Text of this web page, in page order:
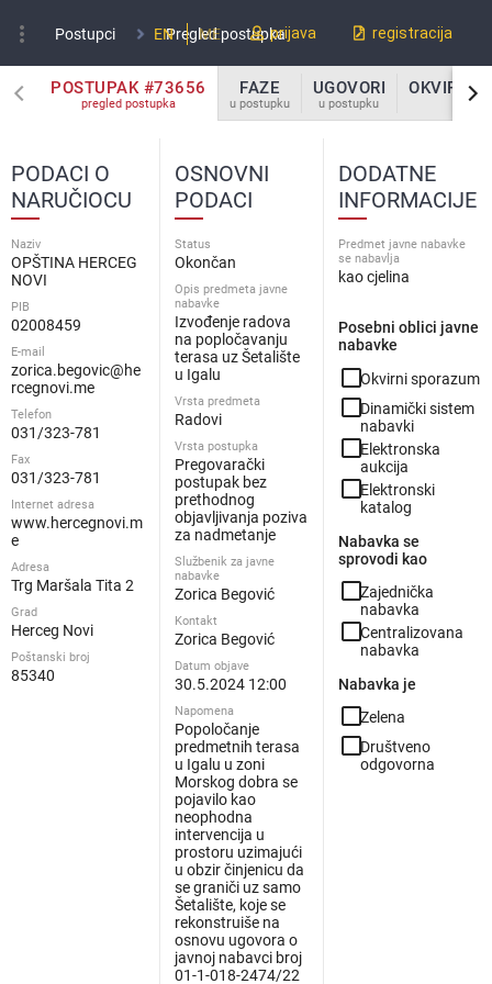
more_vert Postupci Pregled postupka
EN ME prijava registracija
POSTUPAK #73656
pregled postupka
FAZE
u postupku
UGOVORI
u postupku
OKVIRNI
u
OSNOVNI
PODACI
Status
Okončan
Opis predmeta javne
nabavke
Izvođenje radova
na popločavanju
terasa uz Šetalište
u Igalu
Vrsta predmeta
Radovi
Vrsta postupka
Pregovarački
postupak bez
prethodnog
objavljivanja poziva
za nadmetanje
Službenik za javne
nabavke
Zorica Begović
Kontakt
Zorica Begović
Datum objave
30.5.2024 12:00
Napomena
Popoločanje
predmetnih terasa
u Igalu u zoni
Morskog dobra se
pojavilo kao
neophodna
intervencija u
prostoru uzimajući
u obzir činjenicu da
se graniči uz samo
Šetalište, koje se
rekonstruiše na
osnovu ugovora o
javnoj nabavci broj
01-1-018-2474/22
DODATNE
INFORMACIJE
Predmet javne nabavke
se nabavlja
kao cjelina
Posebni oblici javne
nabavke
check_box_outline_blankOkvirni sporazum
check_box_outline_blankDinamički sistem
nabavki
check_box_outline_blankElektronska
aukcija
check_box_outline_blankElektronski
katalog
Nabavka se
sprovodi kao
check_box_outline_blankZajednička
nabavka
check_box_outline_blankCentralizovana
nabavka
Nabavka je
check_box_outline_blankZelena
check_box_outline_blankDruštveno
odgovorna
PODACI O
NARUČIOCU
Naziv
OPŠTINA HERCEG
NOVI
PIB
02008459
E-mail
zorica.begovic@he
rcegnovi.me
Telefon
031/323-781
Fax
031/323-781
Internet adresa
www.hercegnovi.m
e
Adresa
Trg Maršala Tita 2
Grad
Herceg Novi
Poštanski broj
85340